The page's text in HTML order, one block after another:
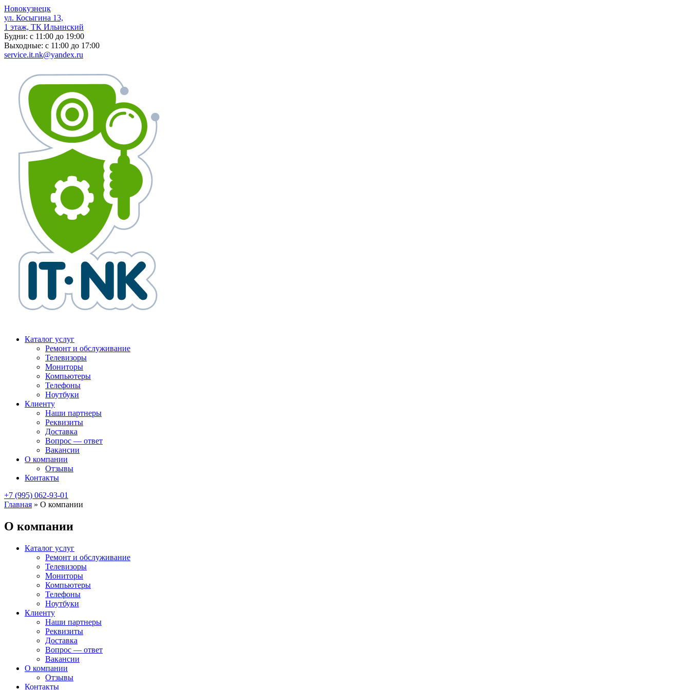
Новокузнецк
ул. Косыгина 13,
1 этаж, ТК Ильинский
Будни: c 11:00 до 19:00
Выходные: c 11:00 до 17:00
service.it.nk@yandex.ru
Каталог услуг
Ремонт и обслуживание
Телевизоры
Мониторы
Компьютеры
Телефоны
Ноутбуки
Клиенту
Наши партнеры
Реквизиты
Доставка
Вопрос — ответ
Вакансии
О компании
Отзывы
Контакты
+7 (995) 062-93-01
Главная » О компании
О компании
Каталог услуг
Ремонт и обслуживание
Телевизоры
Мониторы
Компьютеры
Телефоны
Ноутбуки
Клиенту
Наши партнеры
Реквизиты
Доставка
Вопрос — ответ
Вакансии
О компании
Отзывы
Контакты